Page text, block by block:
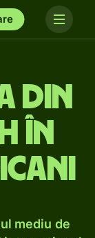
din
în
mediu de